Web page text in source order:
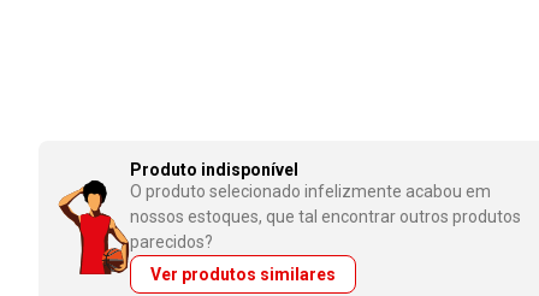
Produto indisponível
O produto selecionado infelizmente acabou em
nossos estoques, que tal encontrar outros produtos
parecidos?
Ver produtos similares